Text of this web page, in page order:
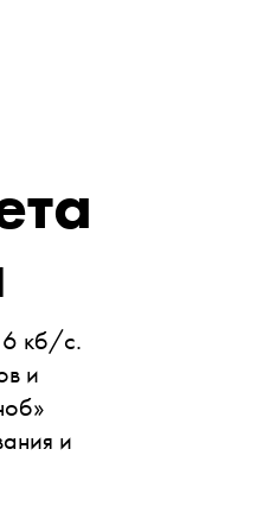
кб/c.
и
и